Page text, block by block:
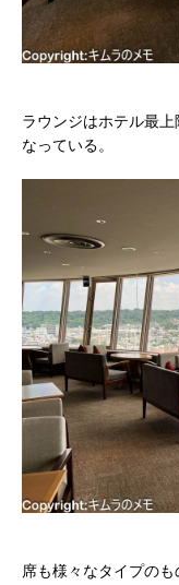
ラウンジはホテル最
なっている。
席も様々なタイプのも